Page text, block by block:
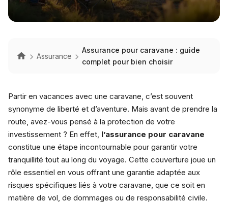
Assurance
Assurance pour caravane : guide
complet pour bien choisir
Partir en vacances avec une caravane, c’est souvent
synonyme de liberté et d’aventure. Mais avant de prendre la
route, avez-vous pensé à la protection de votre
investissement ? En effet, l’assurance pour caravane
constitue une étape incontournable pour garantir votre
tranquillité tout au long du voyage. Cette couverture joue un
rôle essentiel en vous offrant une garantie adaptée aux
risques spécifiques liés à votre caravane, que ce soit en
matière de vol, de dommages ou de responsabilité civile.